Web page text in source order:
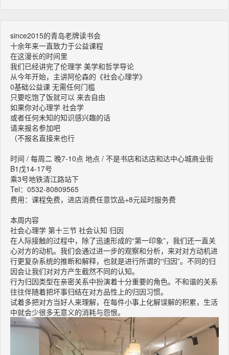
since2015的青岛老牌读书会
十余年来一直致力于公益课程
在这漫长的时间里
我们已经讲完了伦理学 美学和哲学导论
从今年开始，主讲阿伦森的《社会心理学》
0基础公益课 无需任何门槛
只要吃饱了饭就可以 来去自由
如果你对心理学 社会学
或者任何未知的知识感兴趣的话
请来报名参加吧
（不报名直接来也行
时间 / 每周二 晚7-10点 地点 / 不是书店和达店和达中心城商业街
B1戊14-17号
乘3号地铁清江路站下
Tel：0532-80809565
费用：课程免费，进店消费任意饮品+8元延时服务费
本周内容
社会心理学 第十三节 社会认知 归因
在人际接触的过程中，除了迅速形成的“第一印象”，我们还一直关
心对方的动机。我们会通过进一步的观察和分析，来对对方动机进
行更复杂系统的推断和解释，也就是进行所谓的“归因”。不同的归
因会让我们对对方产生截然不同的认知。
​行为归因类型在亲密关系中扮演着十分重要的角色。不和谐的关系
往往伴随着把坏事归结在对方品性上的归因习惯。
​试着多把对方当好人来理解，在每件小事上化解误解的积累，生活
中就会少很多无意义的消耗与怨恨。